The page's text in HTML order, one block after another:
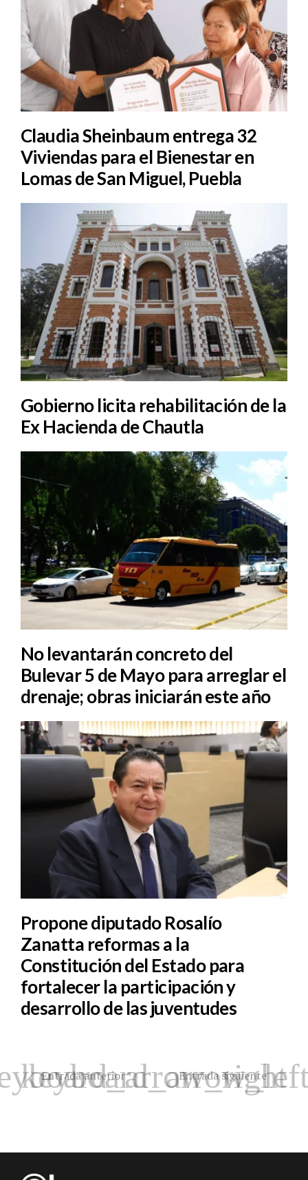
Claudia Sheinbaum entrega 32
Viviendas para el Bienestar en
Lomas de San Miguel, Puebla
Gobierno licita rehabilitación de la
Ex Hacienda de Chautla
No levantarán concreto del
Bulevar 5 de Mayo para arreglar el
drenaje; obras iniciarán este año
Propone diputado Rosalío
Zanatta reformas a la
Constitución del Estado para
fortalecer la participación y
desarrollo de las juventudes
Entrada anterior Entrada siguiente